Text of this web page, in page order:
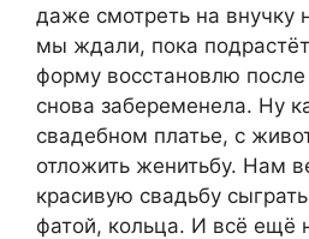
даже смотреть на внучку
мы ждали, пока
форму восстановлю
снова забеременела. Ну
свадебном платье, с
отложить женитьбу. Нам
красивую свадьбу
фатой, кольца. И всё ещё